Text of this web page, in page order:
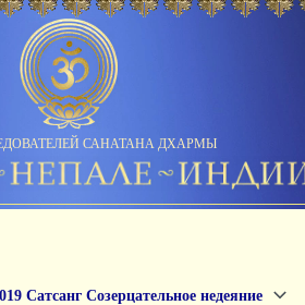
САНАТАНА ДХАРМЫ
Сатсанг Созерцательное недеяние